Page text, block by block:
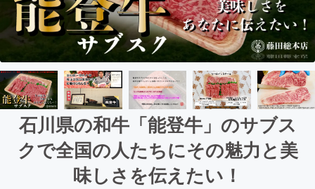
石川県の和牛「能登牛」のサブス
クで全国の人たちにその魅力と美
味しさを伝えたい！